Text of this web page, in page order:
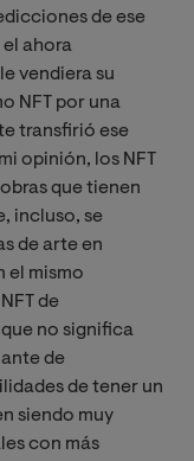
de ese
el ahora
vendiera su
NFT por una
transfirió ese
opinión, los NFT
que tienen
incluso, se
de arte en
el mismo
de
no significa
de
de tener un
siendo muy
con más